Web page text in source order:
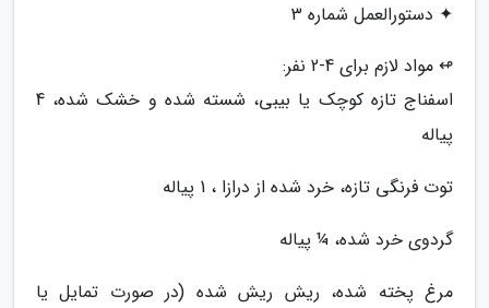
✦ دستورالعمل شماره 3
↫ مواد لازم برای 4-2 نفر:
اسفناج تازه کوچک یا بیبی، شسته شده و خشک شده، 4
پیاله
توت فرنگی تازه، خرد شده از درازا ، 1 پیاله
گردوی خرد شده، ¼ پیاله
مرغ پخته شده، ریش ریش شده (در صورت تمایل یا